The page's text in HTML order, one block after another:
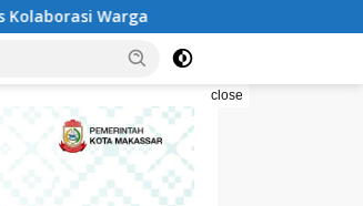
Pilah Sampah Solusi
close